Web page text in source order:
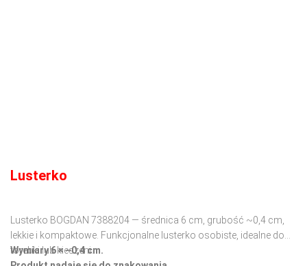
Lusterko
Lusterko BOGDAN 7388204 — średnica 6 cm, grubość ~0,4 cm,
lekkie i kompaktowe. Funkcjonalne lusterko osobiste, idealne do
torebki lub kieszeni.
Wymiary 6 × ~0,4 cm.